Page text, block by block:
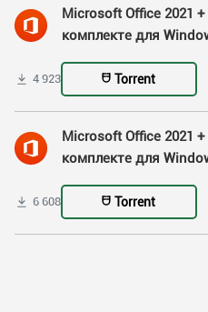
Microsoft Office 2021
комплекте для
4 923 Torrent
Microsoft Office 2021
комплекте для
6 608 Torrent